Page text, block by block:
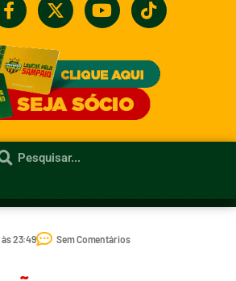
às 23:49
Sem Comentários